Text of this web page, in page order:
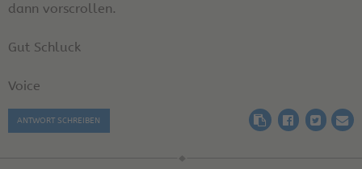
dann vorscrollen.
Gut Schluck
Voice
ANTWORT SCHREIBEN